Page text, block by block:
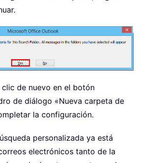
clic de nuevo en el botón
de diálogo «Nueva carpeta de
la configuración.
personalizada ya está
electrónicos tanto de la